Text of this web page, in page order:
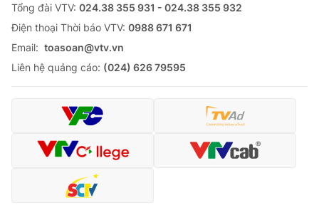
Tổng đài VTV: 024.38 355 931 - 024.38 355 932
Ðiện thoại Thời báo VTV: 0988 671 671
Email: toasoan@vtv.vn
Liên hệ quảng cáo: (024) 626 79595